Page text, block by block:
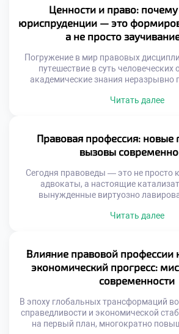
поэтому осознанное обучение в
закладывает тот самый
который превращает
Ценности и право:
юриспруденции — это
а не просто
Погружение в мир правовых
путешествие в суть человеческих
академические знания неразрывно
пространстве, среди кодексов и
путь будущих адвокатов, судей и
Именно поэтому осознанное
техникуме
Читать далее
Правовая профессия: новые
вызовы
Сегодня правоведы — это не просто
адвокаты, а настоящие
вынужденные виртуозно
распахивает перед ними
поэтому осознанное обучение в
становится тем самым надежным
позволяет будущим
Читать далее
Влияние правовой профессии
экономический прогресс:
современности
В эпоху глобальных трансформаций
справедливости и экономической
на первый план, многократно